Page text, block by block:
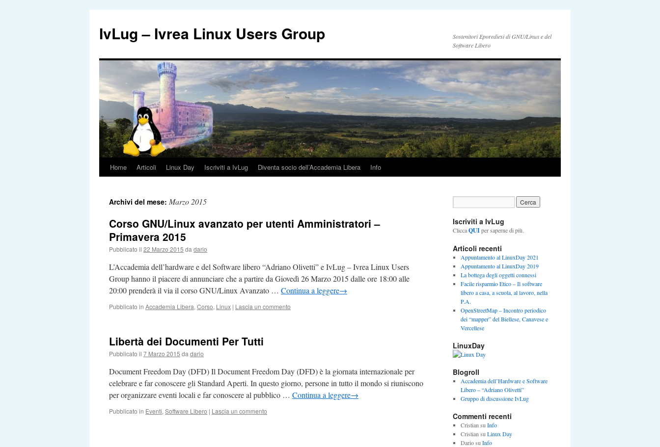
IvLug – Ivrea Linux Users Group
Sostenitori Eporediesi di GNU/Linux e del
Software Libero
Vai
contenuto
Home Articoli Linux Day Iscriviti a IvLug Diventa socio dell’Accademia Libera Info
Archivi del mese: Marzo 2015
Corso GNU/Linux avanzato per utenti Amministratori –
Primavera 2015
Pubblicato il 22 Marzo 2015 da dario
L’Accademia dell’hardware e del Software libero “Adriano Olivetti” e IvLug – Ivrea Linux Users
Group hanno il piacere di annunciare che a partire da Giovedì 26 Marzo 2015 dalle ore 18:00 alle
20:00 prenderà il via il corso GNU/Linux Avanzato … Continua a leggere→
Pubblicato in Accademia Libera, Corso, Linux | Lascia un commento
Libertà dei Documenti Per Tutti
Pubblicato il 7 Marzo 2015 da dario
Document Freedom Day (DFD) Il Document Freedom Day (DFD) è la giornata internazionale per
celebrare e far conoscere gli Standard Aperti. In questo giorno, persone in tutto il mondo si riuniscono
per organizzare eventi locali e far conoscere al pubblico … Continua a leggere→
Pubblicato in Eventi, Software Libero | Lascia un commento
Iscriviti a IvLug
CliccaQUIper saperne di più.
Articoli recenti
Appuntamento al LinuxDay 2021
Appuntamento al LinuxDay 2019
La bottega degli oggetti connessi
Facile risparmio Etico – Il software
libero a casa, a scuola, al lavoro, nella
P.A.
OpenStreetMap – Incontro periodico
dei “mapper” del Biellese, Canavese e
Vercellese
LinuxDay
Blogroll
Accademia dell’Hardware e Software
Libero – “Adriano Olivetti”
Gruppo di discussione IvLug
Commenti recenti
Cristian su Info
Cristian su Linux Day
Dariosu Info